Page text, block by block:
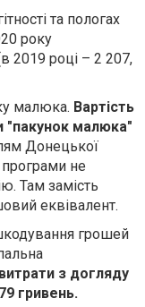
та пологах
року
2019 році – 2 207,
малюка. Вартість
"пакунок малюка"
Донецької
програми не
Там замість
еквівалент.
грошей
з догляду
гривень.